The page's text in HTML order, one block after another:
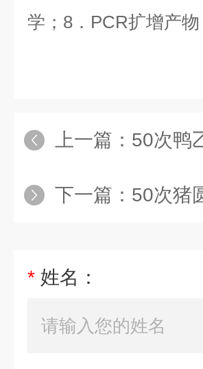
学； 8 ． PCR扩增产物
上一篇： 50次鸭
下一篇： 50次猪
* 姓名：